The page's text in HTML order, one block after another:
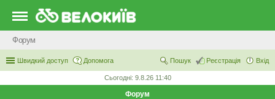
Форум
Швидкий доступ Допомога Вхід
Реєстрація
Пошук
Сьогодні: 9.8.26 11:40
Форум